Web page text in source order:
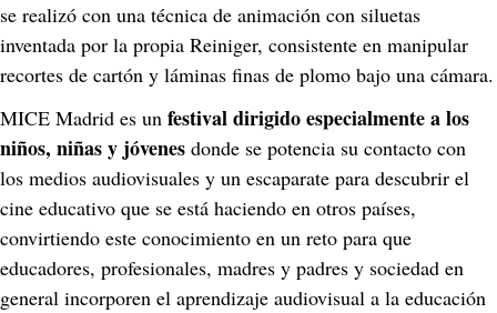
se realizó con una técnica de animación con siluetas
inventada por la propia Reiniger, consistente en manipular
recortes de cartón y láminas finas de plomo bajo una cámara.
MICE Madrid es un festival dirigido especialmente a los
niños, niñas y jóvenes donde se potencia su contacto con
los medios audiovisuales y un escaparate para descubrir el
cine educativo que se está haciendo en otros países,
convirtiendo este conocimiento en un reto para que
educadores, profesionales, madres y padres y sociedad en
general incorporen el aprendizaje audiovisual a la educación